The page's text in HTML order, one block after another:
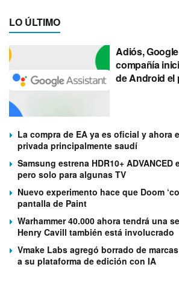
LO ÚLTIMO
Adiós,
compañía
de Android el
La compra de EA ya es oficial y ahora
privada principalmente saudí
Samsung estrena HDR10+ ADVANCED
pero solo para algunas TV
Nuevo experimento hace que Doom
pantalla de Paint
Warhammer 40.000 ahora tendrá una
Henry Cavill también está involucrado
Vmake Labs agregó borrado de
a su plataforma de edición con IA